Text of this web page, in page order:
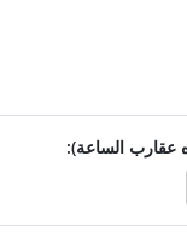
عقارب الساعة):